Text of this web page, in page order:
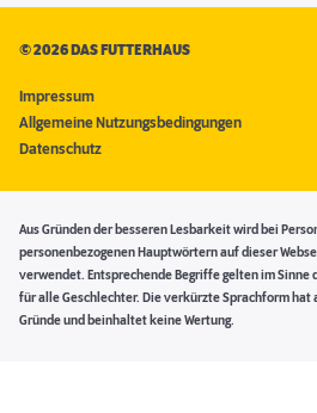
©2026 DAS FUTTERHAUS
Impressum
Allgemeine Nutzungsbedingungen
Datenschutz
Aus Gründen der besseren Lesbarkeit wird bei
personenbezogenen Hauptwörtern auf dieser
verwendet. Entsprechende Begriffe gelten im Sinne
für alle Geschlechter. Die verkürzte Sprachform
Gründe und beinhaltet keine Wertung.